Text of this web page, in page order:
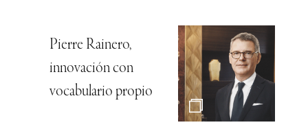
Pierre Rainero,
innovación con
vocabulario propio